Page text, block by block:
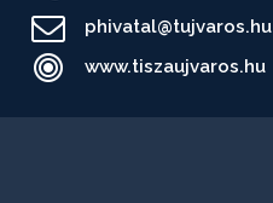
phivatal@tujvaros.hu
www.tiszaujvaros.hu